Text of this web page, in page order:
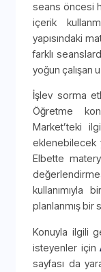
seans öncesi
içerik
yapısındaki
farklı
yoğun çalışan
İşlev sorma
Öğretme
Market’teki
eklenebilecek
Elbette
kullanımıyla
planlanmış bir
Konuyla ilgili
isteyenler için
sayfası da